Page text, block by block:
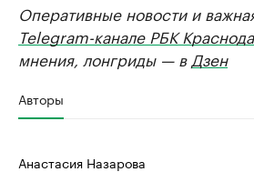
Оперативные новости и
Telegram-канале РБК
мнения, лонгриды — в Дзен
Авторы
Анастасия Назарова